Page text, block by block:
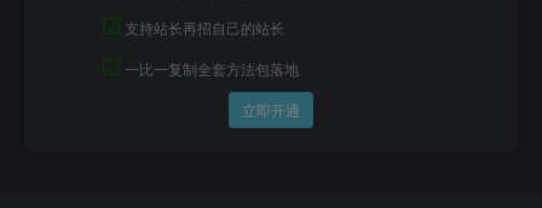
☑ 支持站长再招自己的站长
☑ 一比一复制全套方法包落地
立即开通